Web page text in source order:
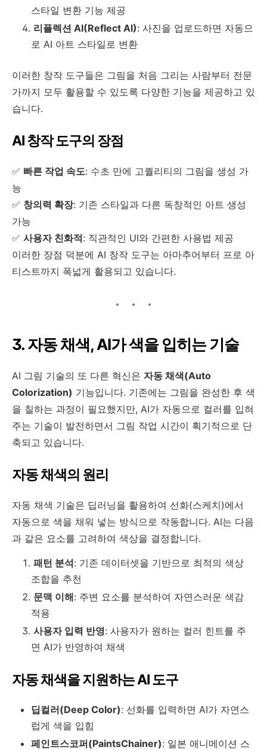
스타일 변환 기능 제공
리플렉션 AI(Reflect AI): 사진을 업로드하면 자동으
로 AI 아트 스타일로 변환
이러한 창작 도구들은 그림을 처음 그리는 사람부터 전문
가까지 모두 활용할 수 있도록 다양한 기능을 제공하고 있
습니다.
AI 창작 도구의 장점
✅ 빠른 작업 속도: 수초 만에 고퀄리티의 그림을 생성 가
능
✅ 창의력 확장: 기존 스타일과 다른 독창적인 아트 생성
가능
✅ 사용자 친화적: 직관적인 UI와 간편한 사용법 제공
이러한 장점 덕분에 AI 창작 도구는 아마추어부터 프로 아
티스트까지 폭넓게 활용되고 있습니다.
3. 자동 채색, AI가 색을 입히는 기술
AI 그림 기술의 또 다른 혁신은 자동 채색(Auto
Colorization) 기능입니다. 기존에는 그림을 완성한 후 색
을 칠하는 과정이 필요했지만, AI가 자동으로 컬러를 입혀
주는 기술이 발전하면서 그림 작업 시간이 획기적으로 단
축되고 있습니다.
자동 채색의 원리
자동 채색 기술은 딥러닝을 활용하여 선화(스케치)에서
자동으로 색을 채워 넣는 방식으로 작동합니다. AI는 다음
과 같은 요소를 고려하여 색상을 결정합니다.
패턴 분석: 기존 데이터셋을 기반으로 최적의 색상
조합을 추천
문맥 이해: 주변 요소를 분석하여 자연스러운 색감
적용
사용자 입력 반영: 사용자가 원하는 컬러 힌트를 주
면 AI가 반영하여 채색
자동 채색을 지원하는 AI 도구
딥컬러(Deep Color): 선화를 입력하면 AI가 자연스
럽게 색을 입힘
페인트스코퍼(PaintsChainer): 일본 애니메이션 스